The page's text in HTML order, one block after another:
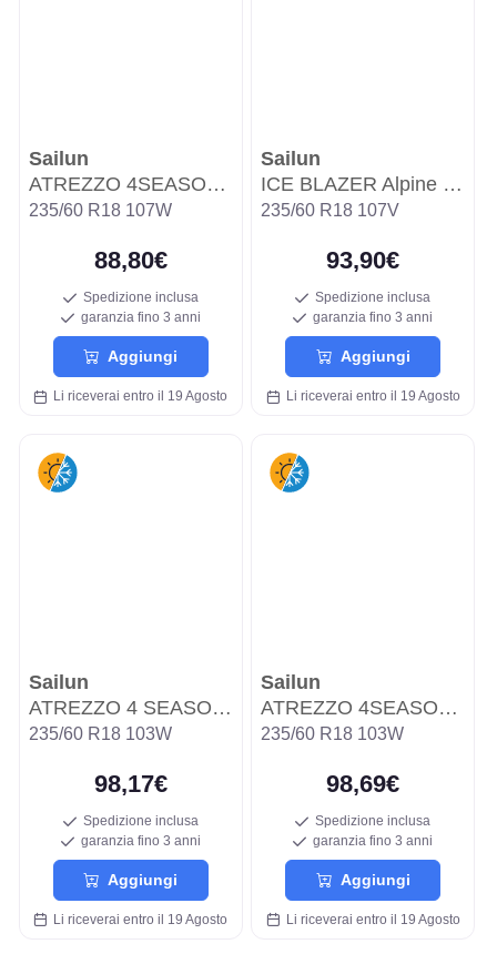
Sailun
ATREZZO 4SEASONS PRO
235/60 R18 107W
88,80€
Spedizione inclusa
garanzia fino 3 anni
Aggiungi
Li riceverai entro il 19 Agosto
Sailun
ICE BLAZER Alpine EVO2
235/60 R18 107V
93,90€
Spedizione inclusa
garanzia fino 3 anni
Aggiungi
Li riceverai entro il 19 Agosto
Sailun
ATREZZO 4 SEASONS PRO EV
235/60 R18 103W
98,17€
Spedizione inclusa
garanzia fino 3 anni
Aggiungi
Li riceverai entro il 19 Agosto
Sailun
ATREZZO 4SEASONS PRO
235/60 R18 103W
98,69€
Spedizione inclusa
garanzia fino 3 anni
Aggiungi
Li riceverai entro il 19 Agosto